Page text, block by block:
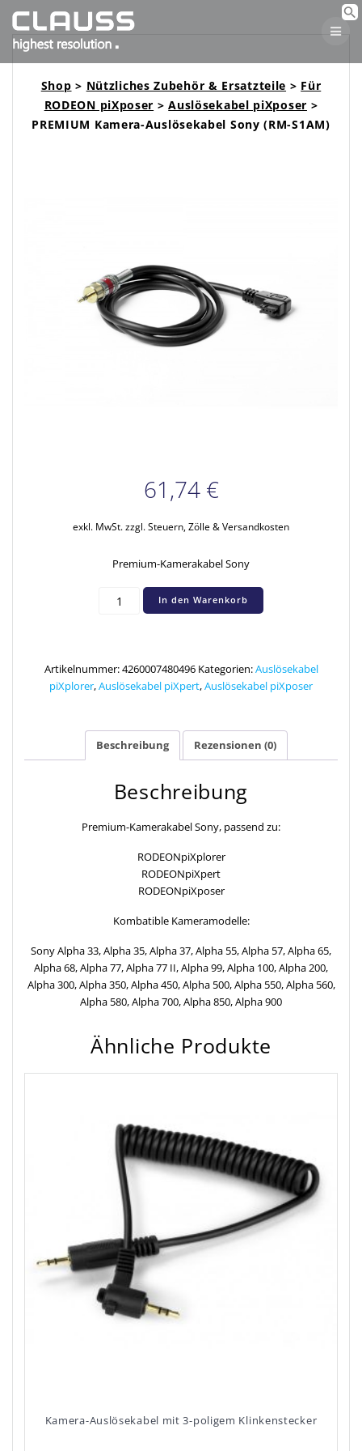
Shop > Nützliches Zubehör & Ersatzteile > Für
RODEON piXposer >Auslösekabel piXposer >
PREMIUM Kamera-Auslösekabel Sony (RM-S1AM)
61,74 €
exkl. MwSt. zzgl. Steuern, Zölle & Versandkosten
Premium-Kamerakabel Sony
PREMIUM
Kamera-
(RM-
S1AM)
In den Warenkorb
Artikelnummer:4260007480496 Kategorien:Auslösekabel
piXplorer,Auslösekabel piXpert,Auslösekabel piXposer
Beschreibung Rezensionen (0)
Beschreibung
Premium-Kamerakabel Sony, passend zu:
RODEONpiXplorer
RODEONpiXpert
RODEONpiXposer
Kombatible Kameramodelle:
Sony Alpha 33, Alpha 35, Alpha 37, Alpha 55, Alpha 57, Alpha 65,
Alpha 68, Alpha 77, Alpha 77 II, Alpha 99, Alpha 100, Alpha 200,
Alpha 300, Alpha 350, Alpha 450, Alpha 500, Alpha 550, Alpha 560,
Alpha 580, Alpha 700, Alpha 850, Alpha 900
Ähnliche Produkte
Kamera-Auslösekabel mit 3-poligem Klinkenstecker